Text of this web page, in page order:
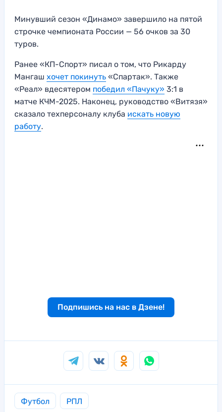
Минувший сезон «Динамо» завершило на пятой
строчке чемпионата России — 56 очков за 30
туров.
Ранее «КП-Спорт» писал о том, что Рикарду
Мангаш хочет покинуть «Спартак». Также
«Реал» вдесятером победил «Пачуку» 3:1 в
матче КЧМ-2025. Наконец, руководство «Витязя»
сказало техперсоналу клуба искать новую
работу.
Подпишись на нас в Дзене!
Футбол РПЛ